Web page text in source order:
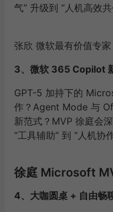
气” 升级到 “人机高效共
张欣 微软最有价值专家
3、微软 365 Copilot
GPT-5 加持下的
作？Agent Mode 与
新范式？MVP 徐庭会
“工具辅助” 到 “人机协
徐庭 Microsoft
4、大咖圆桌 + 自由畅